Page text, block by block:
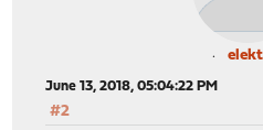
June 13, 2018, 05:04:22 PM
#2